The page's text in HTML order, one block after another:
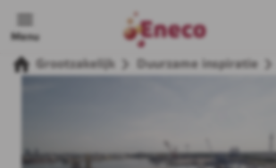
Menu
Grootzakelijk Duurzame inspiratie